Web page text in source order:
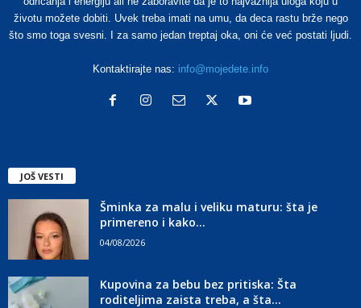
životu možete dobiti. Uvek treba imati na umu, da deca rastu brže nego
što smo toga svesni. I za samo jedan treptaj oka, oni će već postati ljudi.
Kontaktirajte nas: info@mojedete.info
JOŠ VESTI
Šminka za malu i veliku maturu: šta je
primereno i kako...
04/08/2026
Kupovina za bebu bez pritiska: Šta
roditeljima zaista treba, a šta...